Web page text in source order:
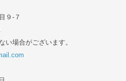
９-７
い場合がございます。